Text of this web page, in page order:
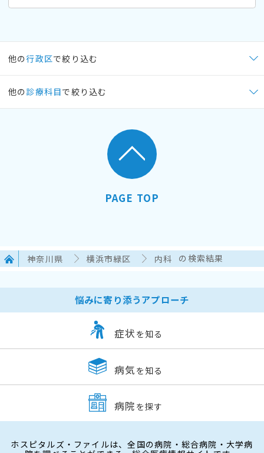
他の行政区で絞り込む
他の 診療科目で絞り込む
PAGE TOP
神奈川県 横浜市緑区 内科 の検索結果
悩みに寄り添うアプローチ
症状 を知る
病気 を知る
病院 を探す
ホスピタルズ・ファイルは、全国の病院・総合病院・大学病